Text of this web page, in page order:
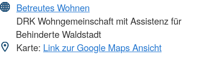
Betreutes Wohnen
DRK Wohngemeinschaft mit Assistenz für
Behinderte Waldstadt
Karte: Link zur Google Maps Ansicht